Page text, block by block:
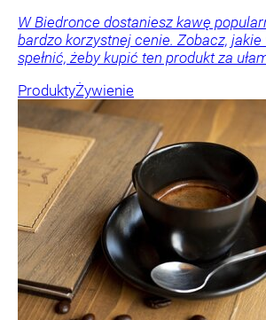
W Biedronce dostaniesz kawę
bardzo korzystnej cenie. Zobacz,
spełnić, żeby kupić ten produkt za
ProduktyŻywienie